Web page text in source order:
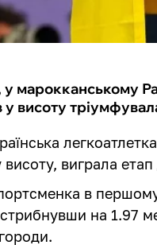
марокканському
у висоту
легкоатлетка
виграла
в
стрибнувши на 1.97